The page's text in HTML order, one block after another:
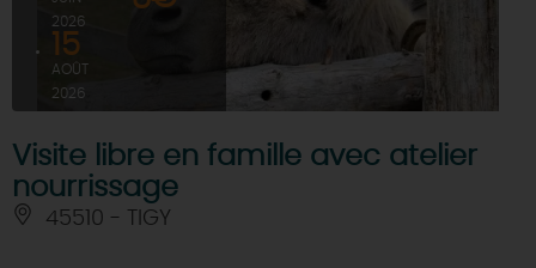
2026
15
AOÛT
2026
Visite libre en famille avec atelier
nourrissage
45510 - TIGY